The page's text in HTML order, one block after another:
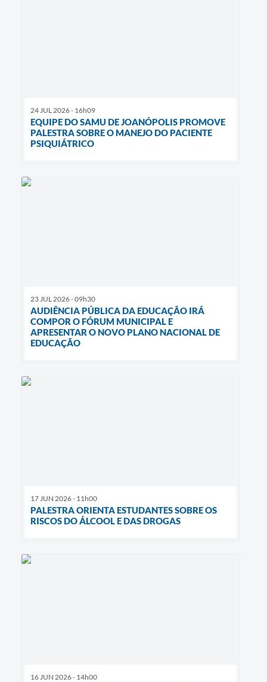
24 JUL 2026 - 16h09
EQUIPE DO SAMU DE JOANÓPOLIS PROMOVE
PALESTRA SOBRE O MANEJO DO PACIENTE
PSIQUIÁTRICO
23 JUL 2026 - 09h30
AUDIÊNCIA PÚBLICA DA EDUCAÇÃO IRÁ
COMPOR O FÓRUM MUNICIPAL E
APRESENTAR O NOVO PLANO NACIONAL DE
EDUCAÇÃO
17 JUN 2026 - 11h00
PALESTRA ORIENTA ESTUDANTES SOBRE OS
RISCOS DO ÁLCOOL E DAS DROGAS
16 JUN 2026 - 14h00